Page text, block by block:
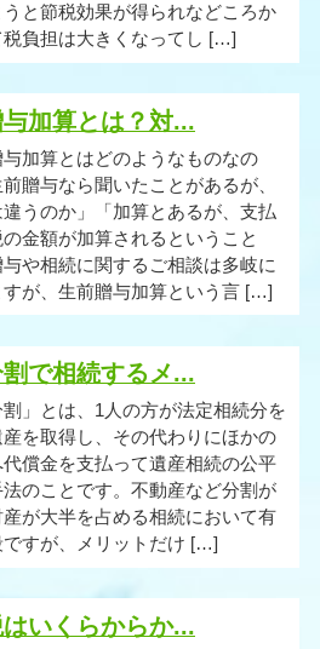
うと節税効果が得られなどころか
税負担は大きくなってし […]
加算とは？対...
与加算とはどのようなものなの
贈与なら聞いたことがあるが、
うのか」「加算とあるが、支払
の金額が加算されるということ
や相続に関するご相談は多岐に
すが、生前贈与加算という言 […]
で相続するメ...
割」とは、1人の方が法定相続分を
を取得し、その代わりにほかの
償金を支払って遺産相続の公平
法のことです。不動産など分割が
が大半を占める相続において有
ですが、メリットだけ […]
いくらからか...